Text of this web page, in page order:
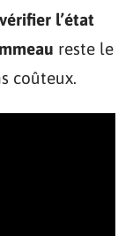
vérifier l’état
reste le
coûteux.